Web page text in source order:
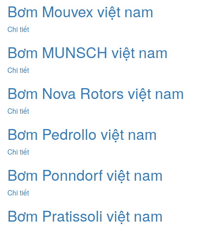
Bơm Mouvex việt nam
Chi tiết
Bơm MUNSCH việt nam
Chi tiết
Bơm Nova Rotors việt nam
Chi tiết
Bơm Pedrollo việt nam
Chi tiết
Bơm Ponndorf việt nam
Chi tiết
Bơm Pratissoli việt nam